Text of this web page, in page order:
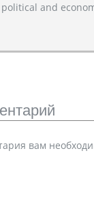
and
вам